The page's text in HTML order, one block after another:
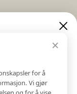
Informasjon
eller retur
Kontakt Oss
✕
for å
Vi gjør
og
deg oppdatert!